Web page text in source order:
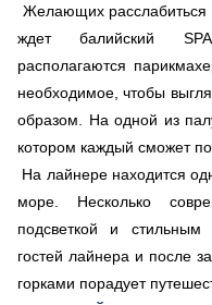
Желающих расслабиться
ждет балийский
располагаются
необходимое, чтобы
образом. На одной из
котором каждый сможет
На лайнере находится
море. Несколько
подсветкой и стильным
гостей лайнера и после
горками порадует